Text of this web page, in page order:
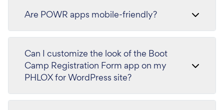
Are POWR apps mobile-friendly?
Can I customize the look of the Boot
Camp Registration Form app on my
PHLOX for WordPress site?